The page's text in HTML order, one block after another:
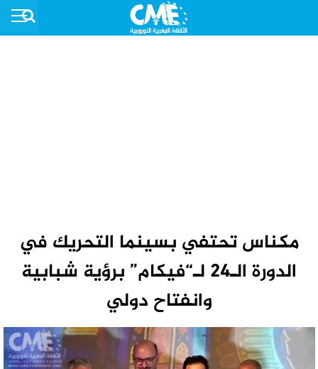
مكناس تحتفي بسينما التحريك في
الدورة الـ24 لـ“فيكام” برؤية شبابية
وانفتاح دولي